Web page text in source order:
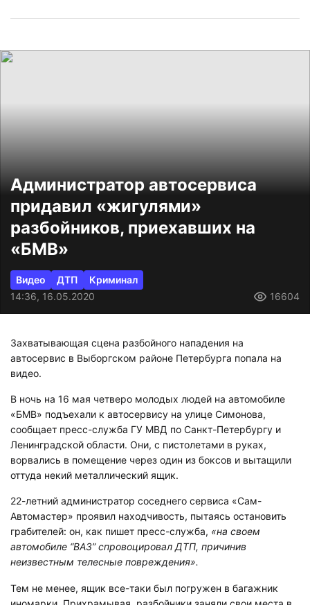
Администратор автосервиса
придавил «жигулями»
разбойников, приехавших на
«БМВ»
Видео ДТП
Криминал
14:36, 16.05.2020
16604
Захватывающая сцена разбойного нападения на
автосервис в Выборгском районе Петербурга попала на
видео.
В ночь на 16 мая четверо молодых людей на автомобиле
«БМВ» подъехали к автосервису на улице Симонова,
сообщает пресс-служба ГУ МВД по Санкт-Петербургу и
Ленинградской области. Они, с пистолетами в руках,
ворвались в помещение через один из боксов и вытащили
оттуда некий металлический ящик.
22-летний администратор соседнего сервиса «Сам-
Автомастер» проявил находчивость, пытаясь остановить
грабителей: он, как пишет пресс-служба, «на своем
автомобиле “ВАЗ” спровоцировал ДТП, причинив
неизвестным телесные повреждения».
Тем не менее, ящик все-таки был погружен в багажник